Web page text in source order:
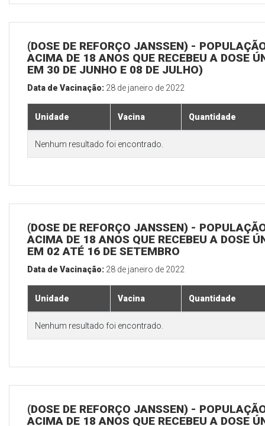
(DOSE DE REFORÇO JANSSEN) -
ACIMA DE 18 ANOS QUE RECEBEU A DOSE
EM 30 DE JUNHO E 08 DE JULHO)
Data de Vacinação: 28 de janeiro de 2022
Unidade Vacina Quantidade
Nenhum resultado foi encontrado.
(DOSE DE REFORÇO JANSSEN) -
ACIMA DE 18 ANOS QUE RECEBEU A DOSE
EM 02 ATÉ 16 DE SETEMBRO
Data de Vacinação: 28 de janeiro de 2022
Unidade Vacina Quantidade
Nenhum resultado foi encontrado.
(DOSE DE REFORÇO JANSSEN) -
ACIMA DE 18 ANOS QUE RECEBEU A DOSE